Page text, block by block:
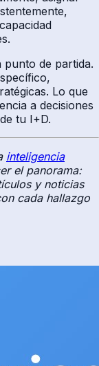
de partida.
Lo que
a decisiones
tu I+D.
inteligencia
el panorama:
y noticias
cada hallazgo